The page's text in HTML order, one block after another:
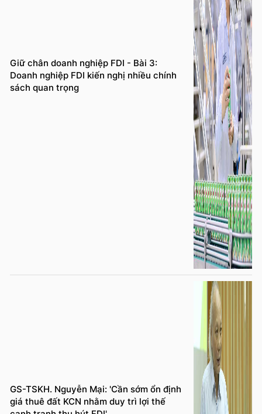
Giữ chân doanh nghiệp FDI - Bài 3:
Doanh nghiệp FDI kiến nghị nhiều chính
sách quan trọng
GS-TSKH. Nguyễn Mại: 'Cần sớm ổn định
giá thuê đất KCN nhằm duy trì lợi thế